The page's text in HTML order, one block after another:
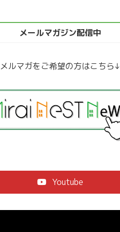
メールマガジン配信中
メルマガをご希望の方はこちら↓
Youtube